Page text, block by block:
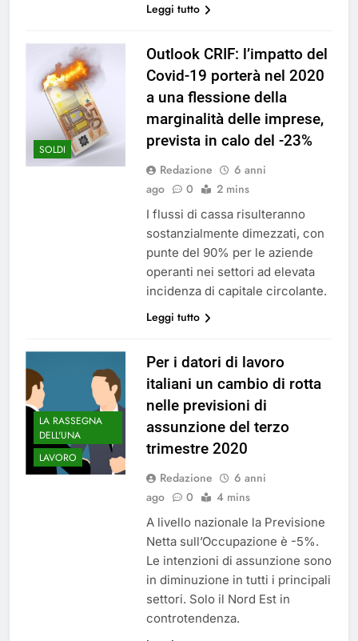
Leggi tutto
SOLDI
Outlook CRIF: l’impatto del
Covid-19 porterà nel 2020
a una flessione della
marginalità delle imprese,
prevista in calo del -23%
Redazione
6 anni
ago
0 2 mins
I flussi di cassa risulteranno
sostanzialmente dimezzati, con
punte del 90% per le aziende
operanti nei settori ad elevata
incidenza di capitale circolante.
Leggi tutto
LA RASSEGNA
DELL'UNA
LAVORO
Per i datori di lavoro
italiani un cambio di rotta
nelle previsioni di
assunzione del terzo
trimestre 2020
Redazione
6 anni
ago
0 4 mins
A livello nazionale la Previsione
Netta sull’Occupazione è -5%.
Le intenzioni di assunzione sono
in diminuzione in tutti i principali
settori. Solo il Nord Est in
controtendenza.